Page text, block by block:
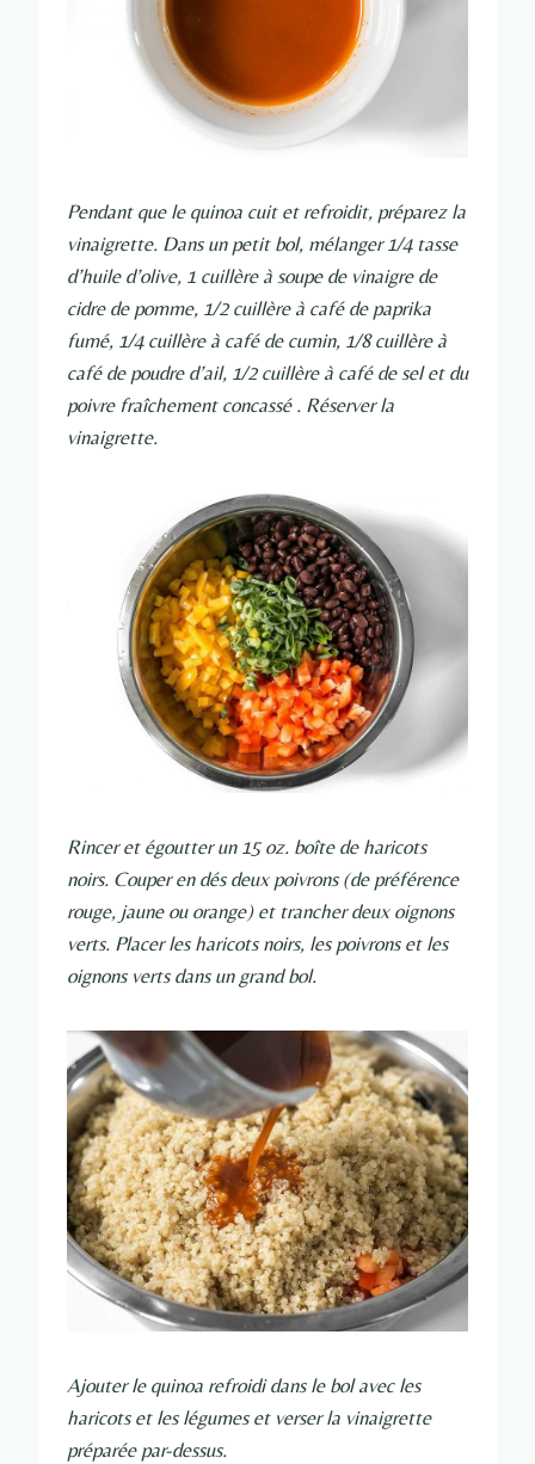
Pendant que le quinoa cuit et refroidit, préparez la
vinaigrette. Dans un petit bol, mélanger 1/4 tasse
d’huile d’olive, 1 cuillère à soupe de vinaigre de
cidre de pomme, 1/2 cuillère à café de paprika
fumé, 1/4 cuillère à café de cumin, 1/8 cuillère à
café de poudre d’ail, 1/2 cuillère à café de sel et du
poivre fraîchement concassé . Réserver la
vinaigrette.
Rincer et égoutter un 15 oz. boîte de haricots
noirs. Couper en dés deux poivrons (de préférence
rouge, jaune ou orange) et trancher deux oignons
verts. Placer les haricots noirs, les poivrons et les
oignons verts dans un grand bol.
Ajouter le quinoa refroidi dans le bol avec les
haricots et les légumes et verser la vinaigrette
préparée par-dessus.